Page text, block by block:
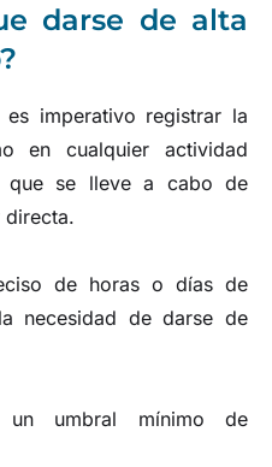
darse de alta
imperativo registrar la
en cualquier actividad
que se lleve a cabo de
directa.
de horas o días de
necesidad de darse de
un umbral mínimo de